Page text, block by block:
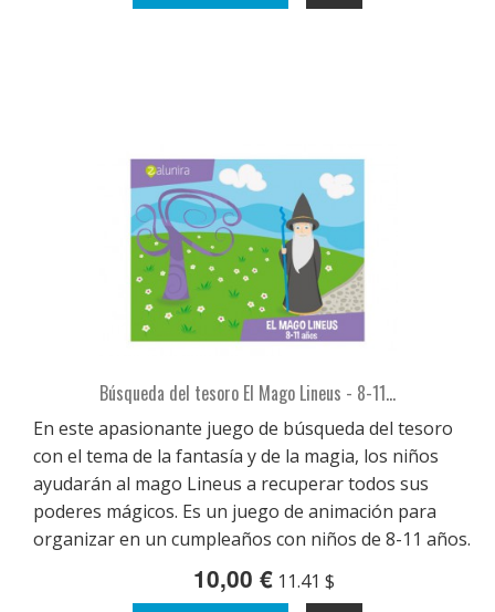
Búsqueda del tesoro El Mago Lineus - 8-11...
En este apasionante juego de búsqueda del tesoro
con el tema de la fantasía y de la magia, los niños
ayudarán al mago Lineus a recuperar todos sus
poderes mágicos. Es un juego de animación para
organizar en un cumpleaños con niños de 8-11 años.
10,00 € 11.41 $